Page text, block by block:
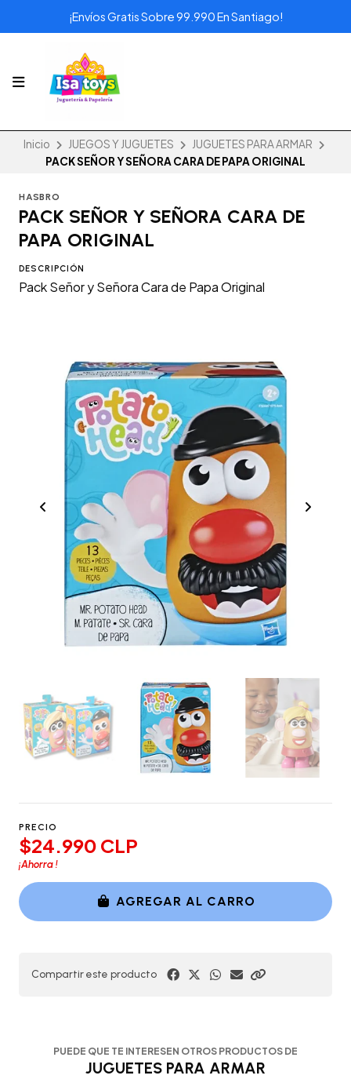
¡Envíos Gratis Sobre 99.990 En Santiago!
Inicio JUEGOS Y JUGUETES
JUGUETES PARA ARMAR
PACK SEÑOR Y SEÑORA CARA DE PAPA ORIGINAL
HASBRO
PACK SEÑOR Y SEÑORA CARA DE
PAPA ORIGINAL
DESCRIPCIÓN
Pack Señor y Señora Cara de Papa Original
PRECIO
$24.990 CLP
¡Ahorra!
AGREGAR AL CARRO
Compartir este producto
PUEDE QUE TE INTERESEN OTROS PRODUCTOS DE
JUGUETES PARA ARMAR